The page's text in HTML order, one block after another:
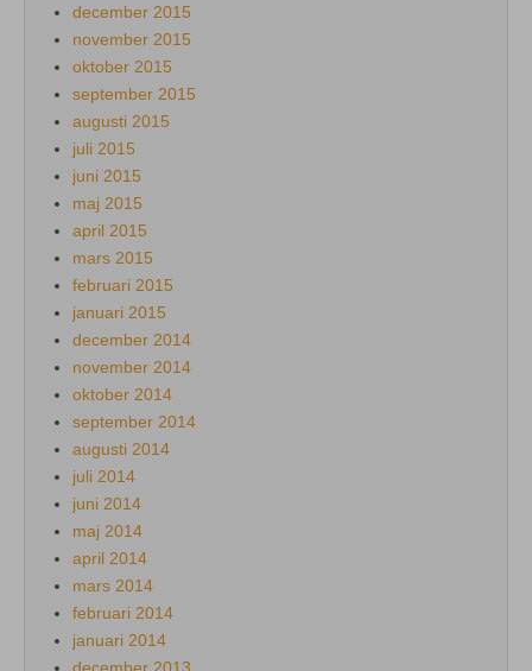
december 2015
november 2015
oktober 2015
september 2015
augusti 2015
juli 2015
juni 2015
maj 2015
april 2015
mars 2015
februari 2015
januari 2015
december 2014
november 2014
oktober 2014
september 2014
augusti 2014
juli 2014
juni 2014
maj 2014
april 2014
mars 2014
februari 2014
januari 2014
december 2013